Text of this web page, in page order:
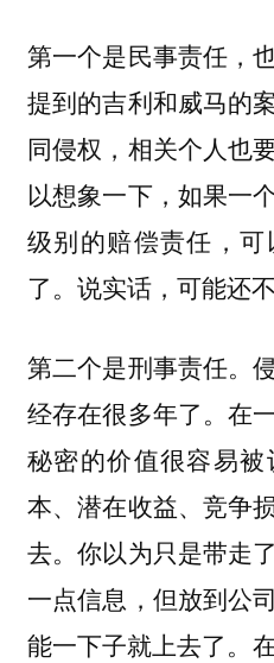
第一个是民事责任，
提到的吉利和威马的
同侵权，相关个人也
以想象一下，如果一
级别的赔偿责任，
了。说实话，可能还
第二个是刑事责任。
经存在很多年了。在
秘密的价值很容易
本、潜在收益、竞争
去。你以为只是带走
一点信息，但放到公
能一下子就上去了。